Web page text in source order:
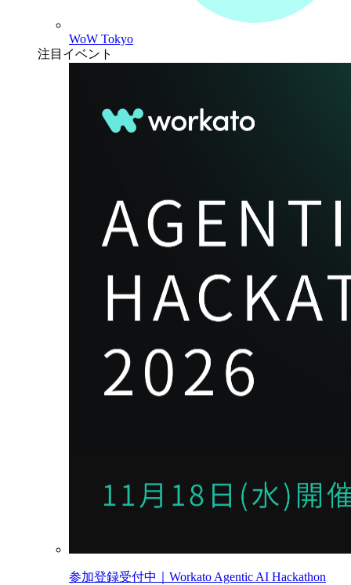
WoW Tokyo
注目イベント
参加登録受付中｜Workato Agentic AI Hackathon